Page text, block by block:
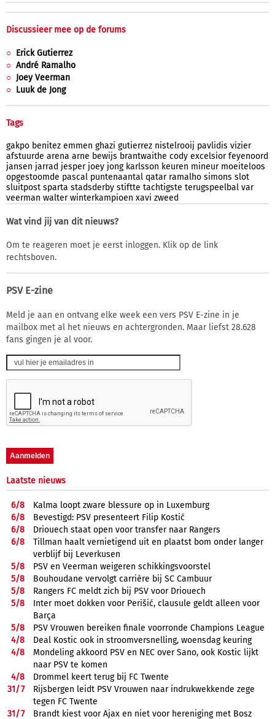
Discussieer mee op de forums
Erick Gutierrez
André Ramalho
Joey Veerman
Luuk de Jong
Tags
gakpo benitez emmen ghazi gutierrez nistelrooij pavlidis vizier
afstuurde arena arne bewijs brantwaithe cody excelsior feyenoord
jansen jarrad jesper joey jong karlsson keuren mineur moeiteloos
opgestoomde pascal puntenaantal qatar ramalho simons slot
sluitpost sparta stadsderby stiftte tachtigste terugspeelbal var
veerman walter winterkampioen xavi zweed
Wat vind jij van dit nieuws?
Om te reageren moet je eerst inloggen. Klik op de link
rechtsboven.
PSV E-zine
Meld je aan en ontvang elke week een vers PSV E-zine in je
mailbox met al het nieuws en achtergronden. Maar liefst 28.628
fans gingen je al voor.
Laatste nieuws
6/8
Kalma loopt zware blessure op in Luxemburg
6/8
Bevestigd: PSV presenteert Filip Kostić
6/8
Driouech staat open voor transfer naar Rangers
6/8
Tillman haalt vernietigend uit en plaatst bom onder langer
verblijf bij Leverkusen
5/8
PSV en Veerman weigeren schikkingsvoorstel
5/8
Bouhoudane vervolgt carrière bij SC Cambuur
5/8
Rangers FC meldt zich bij PSV voor Driouech
5/8
Inter moet dokken voor Perišić, clausule geldt alleen voor
Barça
5/8
PSV Vrouwen bereiken finale voorronde Champions League
4/8
Deal Kostic ook in stroomversnelling, woensdag keuring
4/8
Mondeling akkoord PSV en NEC over Sano, ook Kostic lijkt
naar PSV te komen
4/8
Drommel keert terug bij FC Twente
31/7
Rijsbergen leidt PSV Vrouwen naar indrukwekkende zege
tegen FC Twente
31/7
Brandt kiest voor Ajax en niet voor hereniging met Bosz